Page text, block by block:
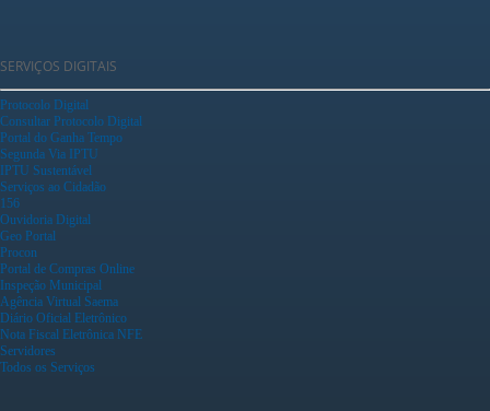
SERVIÇOS DIGITAIS
Protocolo Digital
Consultar Protocolo Digital
Portal do Ganha Tempo
Segunda Via IPTU
IPTU Sustentável
Serviços ao Cidadão
156
Ouvidoria Digital
Geo Portal
Procon
Portal de Compras Online
Inspeção Municipal
Agência Virtual Saema
Diário Oficial Eletrônico
Nota Fiscal Eletrônica NFE
Servidores
Todos os Serviços